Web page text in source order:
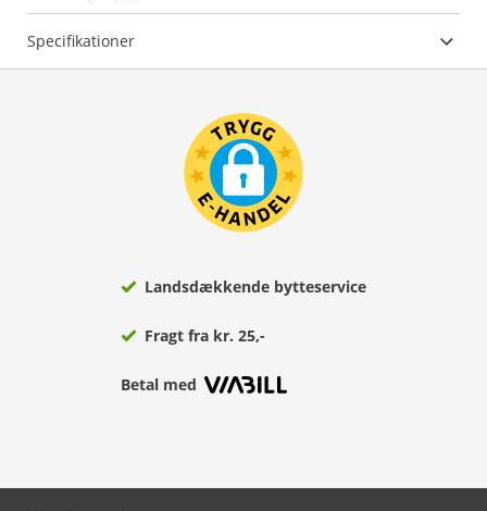
Specifikationer
Landsdækkende bytteservice
Fragt fra kr. 25,-
Betal med